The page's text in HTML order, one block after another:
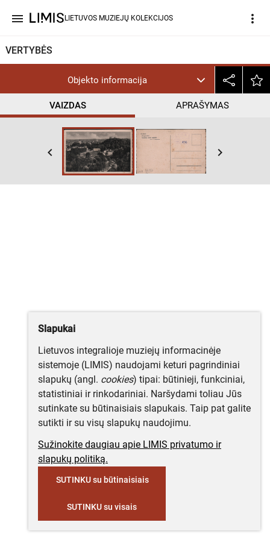
menu LIETUVOS MUZIEJŲ KOLEKCIJOS more_vert
VERTYBĖS
Objekto informacija
VAIZDAS APRAŠYMAS
keyboard_arrow_left keyboard_arrow_right
Slapukai
Lietuvos integralioje muziejų informacinėje
sistemoje (LIMIS) naudojami keturi pagrindiniai
slapukų (angl. cookies) tipai: būtinieji, funkciniai,
statistiniai ir rinkodariniai. Naršydami toliau Jūs
sutinkate su būtinaisiais slapukais. Taip pat galite
sutikti ir su visų slapukų naudojimu.
Sužinokite daugiau apie LIMIS privatumo ir
slapukų politiką.
SUTINKU su būtinaisiais
SUTINKU su visais